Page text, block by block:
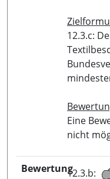
12.3.c:
Eine
nicht
Bewertung12.3.b: